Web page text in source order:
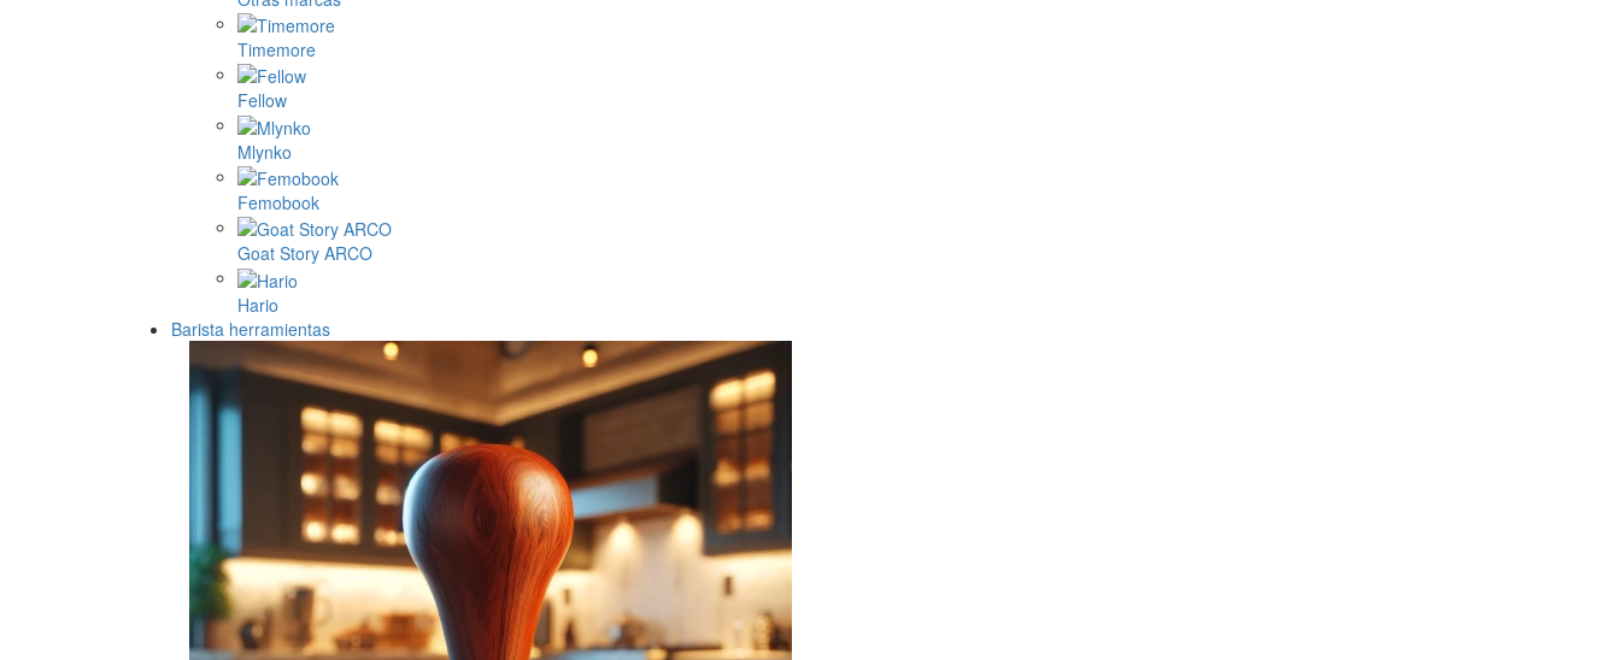
Timemore
Fellow
Mlynko
Femobook
Goat Story ARCO
Hario
Barista herramientas